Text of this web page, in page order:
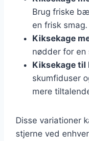
Brug friske
en frisk smag.
Kiksekage
nødder for en
Kiksekage til
skumfiduser
mere
Disse variationer
stjerne ved